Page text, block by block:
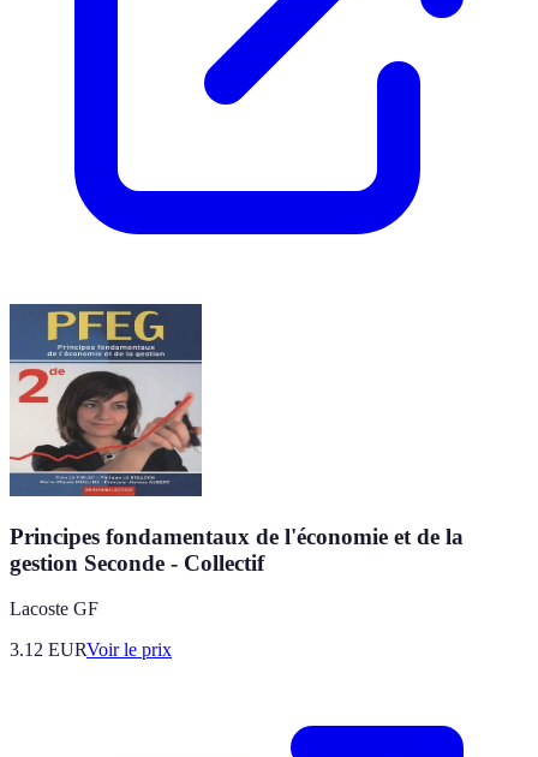
Principes fondamentaux de l'économie et de la
gestion Seconde - Collectif
Lacoste GF
3.12 EURVoir le prix